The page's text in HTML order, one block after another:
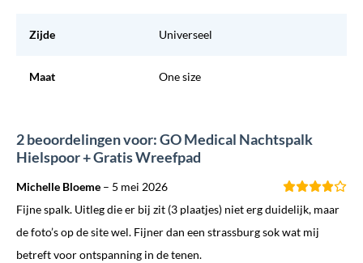
Zijde Universeel
Maat One size
2 beoordelingen voor: GO Medical Nachtspalk
Hielspoor + Gratis Wreefpad
Michelle Bloeme – 5 mei 2026
Fijne spalk. Uitleg die er bij zit (3 plaatjes) niet erg duidelijk, maar
de foto’s op de site wel. Fijner dan een strassburg sok wat mij
betreft voor ontspanning in de tenen.